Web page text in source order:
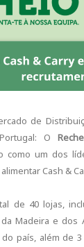
de
O
como um dos
Cash &
de 40 lojas,
Madeira e dos
país, além de